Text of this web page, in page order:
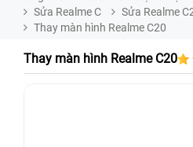
Sửa Realme C
Sửa Realme
Thay màn hình Realme C20
Thay màn hình Realme C20